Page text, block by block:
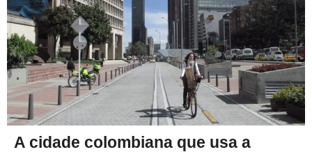
A cidade colombiana que usa a